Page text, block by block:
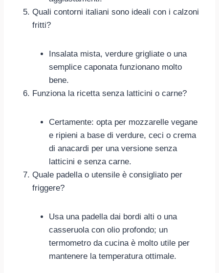
Quali contorni italiani sono ideali con i calzoni
fritti?
Insalata mista, verdure grigliate o una
semplice caponata funzionano molto
bene.
Funziona la ricetta senza latticini o carne?
Certamente: opta per mozzarelle vegane
e ripieni a base di verdure, ceci o crema
di anacardi per una versione senza
latticini e senza carne.
Quale padella o utensile è consigliato per
friggere?
Usa una padella dai bordi alti o una
casseruola con olio profondo; un
termometro da cucina è molto utile per
mantenere la temperatura ottimale.